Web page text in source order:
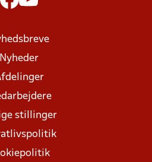
Nyheder
stillinger